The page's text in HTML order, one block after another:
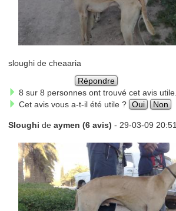
sloughi de cheaaria
Répondre
8 sur 8 personnes ont trouvé cet avis utile.
Cet avis vous a-t-il été utile ? Oui Non
Sloughi de aymen (6 avis) - 29-03-09 20:51